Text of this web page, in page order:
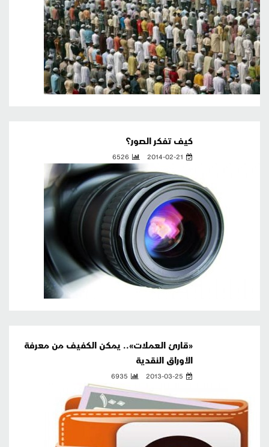
كيف تفكر الصور؟
2014-02-21
6526
«قارئ العملات».. يمكن الكفيف من معرفة
الأوراق النقدية
2013-03-25
6935